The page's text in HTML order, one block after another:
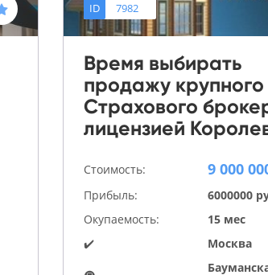
ID 7982
Время выбирать
продажу крупного
Страхового
лицензией
Стоимость: 9 000
Прибыль:
6000000
Окупаемость:
15 мес
✔️
Москва